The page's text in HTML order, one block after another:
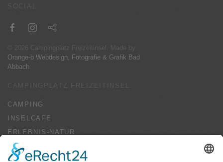
SOCIAL
2026
Campingplatz Freizeitinsel. Made by
Orange-b Webdesign, Fotografie & Grafik Bad
Abbach
CAMPINGPLATZ FREIZEITINSEL
CAMPING
INSELCAFE
ERLEBNIS-NATUR
SPORT-FREIZEIT